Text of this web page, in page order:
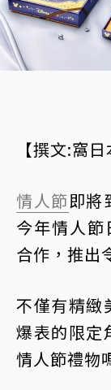
【撰文:窩
情人節即將
今年情人節
合作，推出
不僅有精緻
爆表的限定
情人節禮物